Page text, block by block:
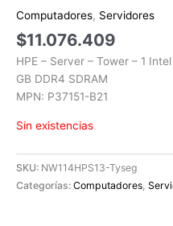
Computadores, Servidores
$11.076.409
HPE – Server – Tower – 1
GB DDR4 SDRAM
MPN: P37151-B21
Sin existencias
SKU: NW114HPS13-Tyseg
Categorías: Computadores,